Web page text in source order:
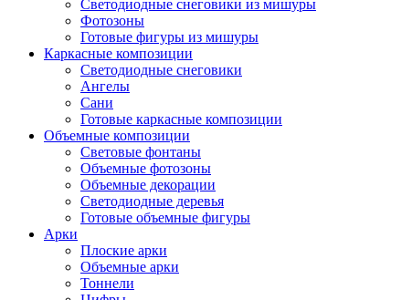
Светодиодные снеговики из мишуры
Фотозоны
Готовые фигуры из мишуры
Каркасные композиции
Светодиодные снеговики
Ангелы
Сани
Готовые каркасные композиции
Объемные композиции
Световые фонтаны
Объемные фотозоны
Объемные декорации
Светодиодные деревья
Готовые объемные фигуры
Арки
Плоские арки
Объемные арки
Тоннели